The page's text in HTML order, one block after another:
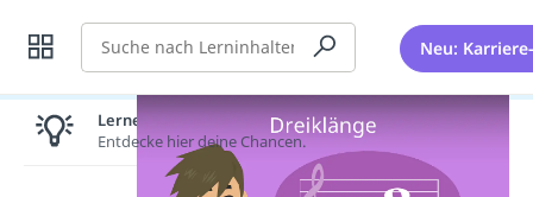
Suche Neu:
Lernen lohnt sich!
Entdecke hier deine Chancen.